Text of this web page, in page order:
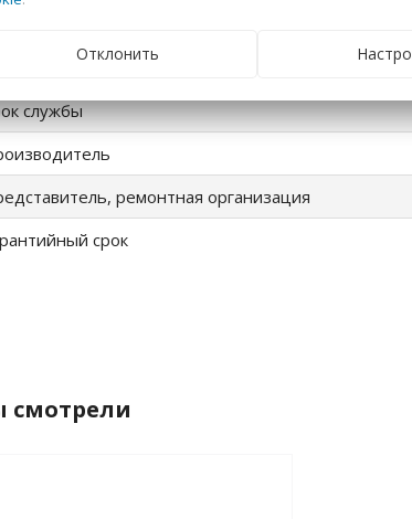
службы
ремонтная организация
срок
смотрели
Отклонить